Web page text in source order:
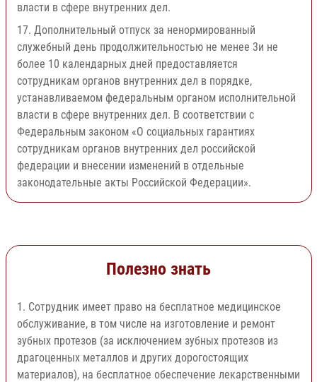
власти в сфере внутренних дел.
17. Дополнительный отпуск за ненормированный
служебный день продолжительностью не менее 3и не
более 10 календарных дней предоставляется
сотрудникам органов внутренних дел в порядке,
устанавливаемом федеральным органом исполнительной
власти в сфере внутренних дел. В соответствии с
Федеральным законом «О социальных гарантиях
сотрудникам органов внутренних дел российской
федерации и внесении изменений в отдельные
законодательные акты Российской Федерации».
Полезно знать
1. Сотрудник имеет право на бесплатное медицинское
обслуживание, в том числе на изготовление и ремонт
зубных протезов (за исключением зубных протезов из
драгоценных металлов и других дорогостоящих
материалов), на бесплатное обеспечение лекарственными